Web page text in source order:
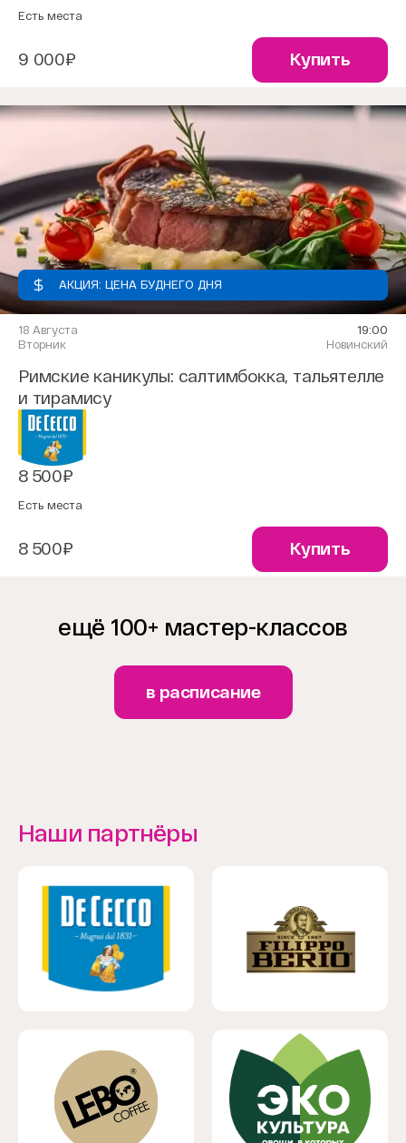
Есть места
9 000₽ Купить
АКЦИЯ: ЦЕНА БУДНЕГО ДНЯ
18 Августа
Вторник
19:00
Новинский
Римские каникулы: салтимбокка, тальятелле
и тирамису
8 500₽
Есть места
8 500₽ Купить
ещё 100+ мастер-классов
в расписание
Наши партнёры